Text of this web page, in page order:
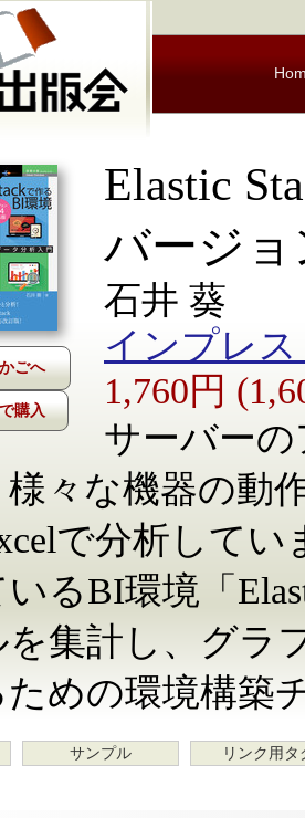
購入
Elastic
バージョ
石井 葵
インプレス
1,760円
サーバー
々な機器の動
で分析してい
るBI環境「
を集計し、グラ
めの環境構築
サンプル リンク用タ